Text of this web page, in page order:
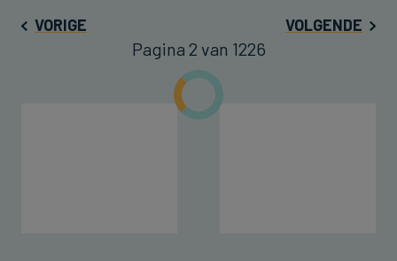
VORIGE VOLGENDE
Pagina 2 van 1226